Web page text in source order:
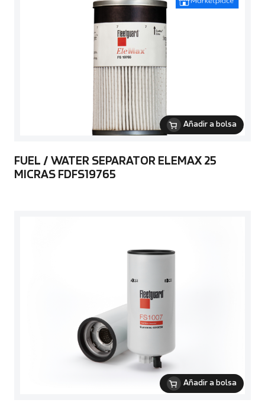
Añadir a bolsa
FUEL / WATER SEPARATOR ELEMAX 25
MICRAS FDFS19765
Añadir a bolsa